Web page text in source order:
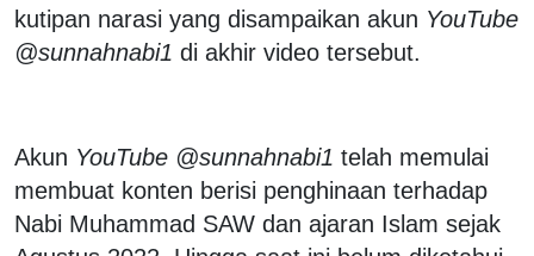
kutipan narasi yang disampaikan akun YouTube
@sunnahnabi1 di akhir video tersebut.
Akun YouTube @sunnahnabi1 telah memulai
membuat konten berisi penghinaan terhadap
Nabi Muhammad SAW dan ajaran Islam sejak